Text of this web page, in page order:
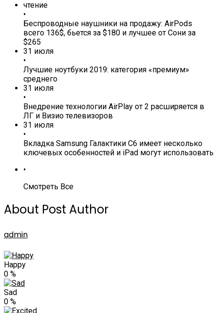
чтение
•
Беспроводные наушники на продажу: AirPods
всего 136$, бьется за $180 и лучшее от Сони за
$265
31 июля
•
Лучшие ноутбуки 2019: категория «премиум»
среднего
31 июля
•
Внедрение технологии AirPlay от 2 расширяется в
ЛГ и Визио телевизоров
31 июля
•
Вкладка Samsung Галактики С6 имеет несколько
ключевых особенностей и iPad могут использовать
•
Смотреть Все
About Post Author
admin
Happy
0 %
Sad
0 %